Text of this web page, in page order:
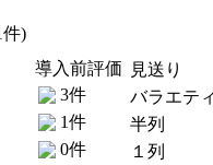
件)
導入前評価
3件
1件
0件
見送り
バラエテ
半列
１列